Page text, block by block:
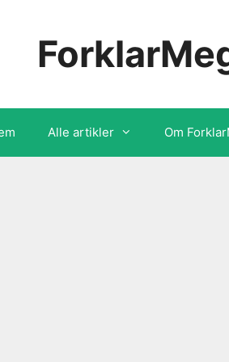
Alle artikler Om